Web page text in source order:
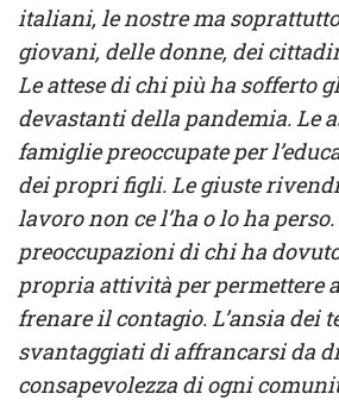
italiani, le nostre ma
giovani, delle donne, dei
Le attese di chi più ha sofferto
devastanti della pandemia. Le
famiglie preoccupate per
dei propri figli. Le giuste
lavoro non ce l’ha o lo ha perso.
preoccupazioni di chi ha
propria attività per permettere
frenare il contagio. L’ansia dei
svantaggiati di affrancarsi da
consapevolezza di ogni